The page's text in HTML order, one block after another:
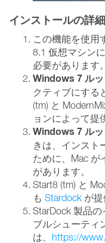
インストールの詳細
この機能を使用
8.1 仮想マシン
必要があります。
Windows 7 ルッ
クティブにする
(tm) と
ョンによって提
Windows 7 ルッ
きは、インスト
ために、Mac が
があります。
Start8 (tm) と
も Stardock が
StarDock 製品
ブルシューティ
は、 https://